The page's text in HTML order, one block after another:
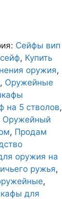
Сейфы вип
, Купить
оружия,
, Оружейные
на 5 стволов,
Оружейный
, Продам
оружия на
ружья,
,
для